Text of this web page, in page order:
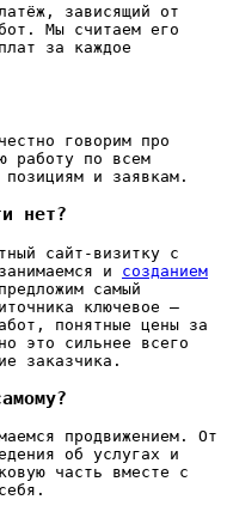
зависящий от
Мы считаем его
за каждое
говорим про
работу по всем
и заявкам.
нет?
сайт-визитку с
и созданием
самый
ключевое —
понятные цены за
это сильнее всего
заказчика.
продвижением. От
об услугах и
часть вместе с